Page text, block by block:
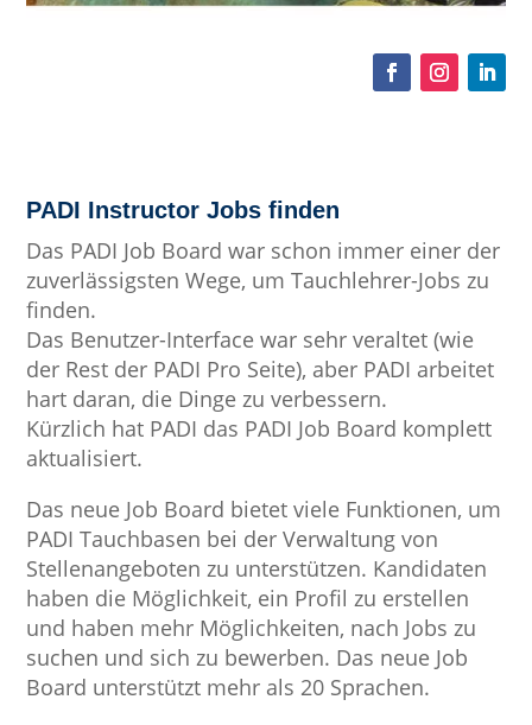
PADI Instructor Jobs finden
Das PADI Job Board war schon immer einer der
zuverlässigsten Wege, um Tauchlehrer-Jobs zu
finden.
Das Benutzer-Interface war sehr veraltet (wie
der Rest der PADI Pro Seite), aber PADI arbeitet
hart daran, die Dinge zu verbessern.
Kürzlich hat PADI das PADI Job Board komplett
aktualisiert.
Das neue Job Board bietet viele Funktionen, um
PADI Tauchbasen bei der Verwaltung von
Stellenangeboten zu unterstützen. Kandidaten
haben die Möglichkeit, ein Profil zu erstellen
und haben mehr Möglichkeiten, nach Jobs zu
suchen und sich zu bewerben. Das neue Job
Board unterstützt mehr als 20 Sprachen.